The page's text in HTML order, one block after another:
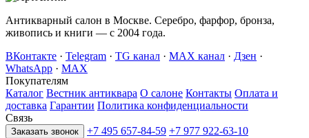
Антикварный салон в Москве. Серебро, фарфор, бронза,
живопись и книги — с 2004 года.
ВКонтакте · Telegram · TG канал · MAX канал · Дзен ·
WhatsApp · MAX
Покупателям
Каталог Вестник антиквара О салоне Контакты Оплата и
доставка Гарантии Политика конфиденциальности
Связь
Заказать звонок +7 495 657-84-59 +7 977 922-63-10